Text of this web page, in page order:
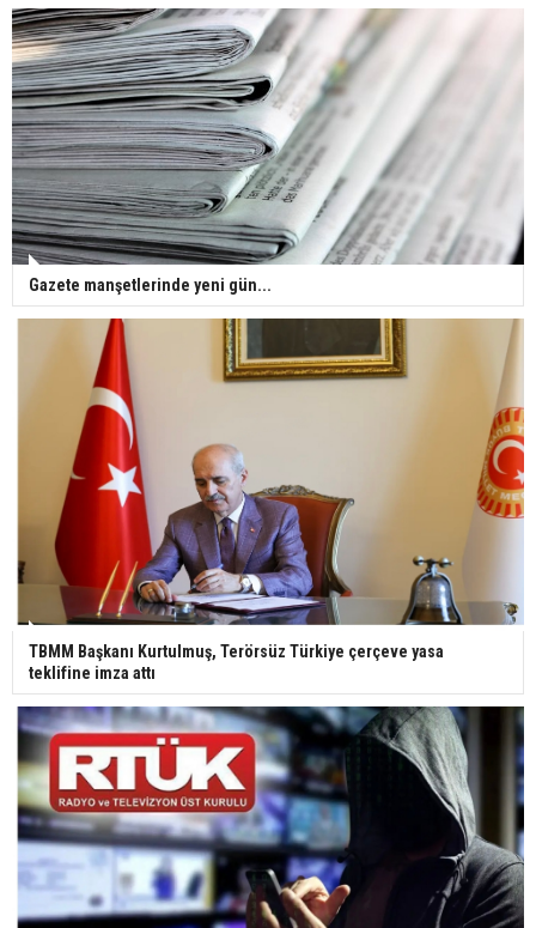
Gazete manşetlerinde yeni gün...
TBMM Başkanı Kurtulmuş, Terörsüz Türkiye çerçeve yasa
teklifine imza attı